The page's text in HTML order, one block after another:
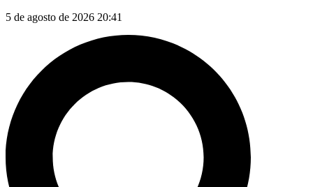
5 de agosto de 2026 20:41